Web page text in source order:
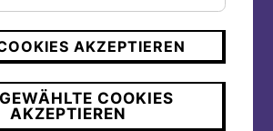
AKZEPTIEREN
COOKIES
AKZEPTIEREN